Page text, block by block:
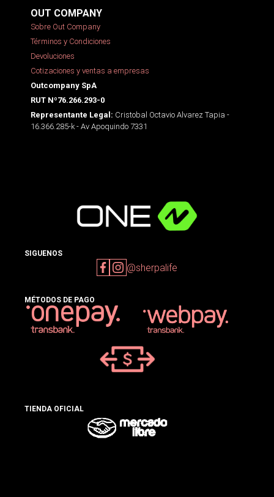
OUT COMPANY
Sobre Out Company
Términos y Condiciones
Devoluciones
Cotizaciones y ventas a empresas
Outcompany SpA
RUT Nº76.266.293-0
Representante Legal: Cristobal Octavio Alvarez Tapia -
16.366.285-k - Av Apoquindo 7331
SIGUENOS
@sherpalife
MÉTODOS DE PAGO
TIENDA OFICIAL